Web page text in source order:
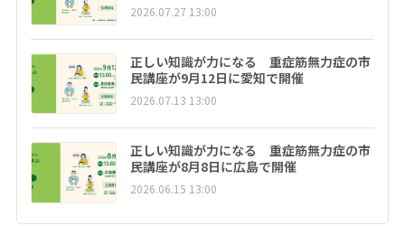
2026.07.27 13:00
正しい知識が力になる 重症筋無力症の市
民講座が9月12日に愛知で開催
2026.07.13 13:00
正しい知識が力になる 重症筋無力症の市
民講座が8月8日に広島で開催
2026.06.15 13:00